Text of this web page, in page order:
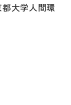
学人間環